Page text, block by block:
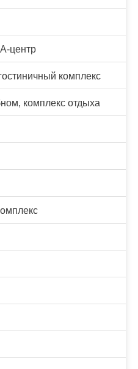
центр
комплекс
комплекс отдыха